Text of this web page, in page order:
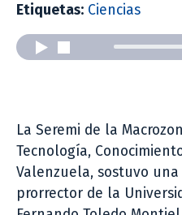
Etiquetas: Ciencias
La Seremi de la
Tecnología,
Valenzuela, sostuvo
prorrector de la